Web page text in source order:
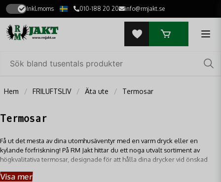
Inkl.moms 010-188 20 20 info@rmjakt.se
Hem FRILUFTSLIV Äta ute Termosar
Termosar
Få ut det mesta av dina utomhusäventyr med en varm dryck eller en
kylande förfriskning! På RM Jakt hittar du ett noga utvalt sortiment av
högkvalitativa termosar, designade för att hålla dina drycker vid önskad
Visa mer